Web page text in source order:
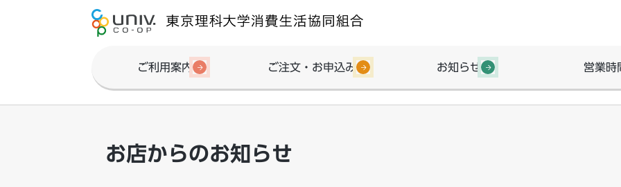
ご利用案内 ご注文・お申込み お知らせ 営業時
お店からのお知らせ